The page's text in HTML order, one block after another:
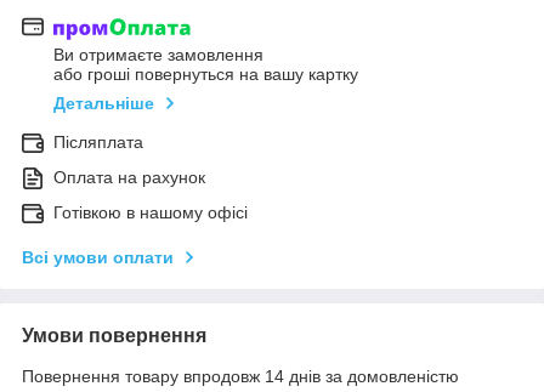
Ви отримаєте замовлення
або гроші повернуться на вашу картку
Детальніше
Післяплата
Оплата на рахунок
Готівкою в нашому офісі
Всі умови оплати
Умови повернення
Повернення товару впродовж 14 днів за домовленістю